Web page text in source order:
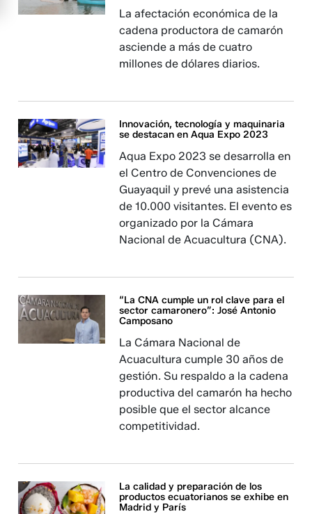
La afectación económica de la
cadena productora de camarón
asciende a más de cuatro
millones de dólares diarios.
Innovación, tecnología y maquinaria
se destacan en Aqua Expo 2023
Aqua Expo 2023 se desarrolla en
el Centro de Convenciones de
Guayaquil y prevé una asistencia
de 10.000 visitantes. El evento es
organizado por la Cámara
Nacional de Acuacultura (CNA).
“La CNA cumple un rol clave para el
sector camaronero”: José Antonio
Camposano
La Cámara Nacional de
Acuacultura cumple 30 años de
gestión. Su respaldo a la cadena
productiva del camarón ha hecho
posible que el sector alcance
competitividad.
La calidad y preparación de los
productos ecuatorianos se exhibe en
Madrid y París